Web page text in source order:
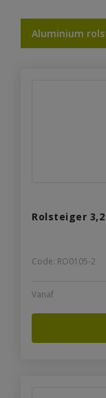
Aluminium
Rolsteiger
Code: RO0105-2
Vanaf